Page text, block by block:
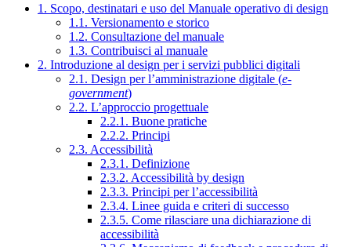
1. Scopo, destinatari e uso del Manuale operativo di design
1.1. Versionamento e storico
1.2. Consultazione del manuale
1.3. Contribuisci al manuale
2. Introduzione al design per i servizi pubblici digitali
2.1. Design per l’amministrazione digitale (e-
government)
2.2. L’approccio progettuale
2.2.1. Buone pratiche
2.2.2. Principi
2.3. Accessibilità
2.3.1. Definizione
2.3.2. Accessibilità by design
2.3.3. Principi per l’accessibilità
2.3.4. Linee guida e criteri di successo
2.3.5. Come rilasciare una dichiarazione di
accessibilità